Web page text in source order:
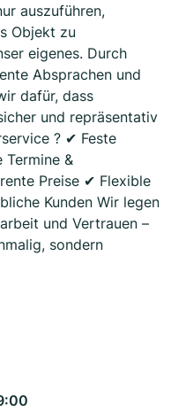
auszuführen,
Objekt zu
eigenes. Durch
Absprachen und
dafür, dass
und repräsentativ
? ✔ Feste
&
Preise ✔ Flexible
Kunden Wir legen
und Vertrauen –
sondern